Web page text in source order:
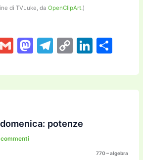
di TVLuke, da OpenClipArt.)
G
ai
l
M
st
o
o
T
e
gr
m
C
p
y
n
Li
k
e
C
n
di
potenze
commenti
770 – algebra